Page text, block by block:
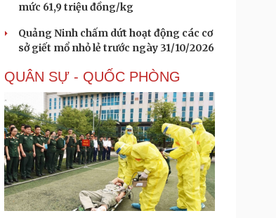
mức 61,9 triệu đồng/kg
Quảng Ninh chấm dứt hoạt động các cơ
sở giết mổ nhỏ lẻ trước ngày 31/10/2026
QUÂN SỰ - QUỐC PHÒNG